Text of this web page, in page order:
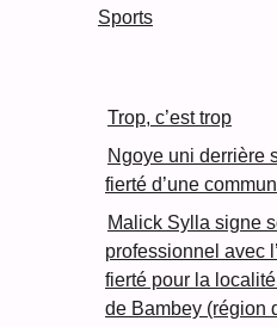
Sports
Trop, c’est trop
Ngoye uni derrière
fierté d’une
Malick Sylla signe
professionnel avec
fierté pour la
de Bambey (région